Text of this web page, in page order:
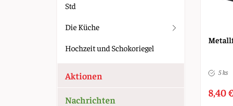
5 ks
8,40 €
Std
Die Küche
Hochzeit und Schokoriegel
Aktionen
Nachrichten